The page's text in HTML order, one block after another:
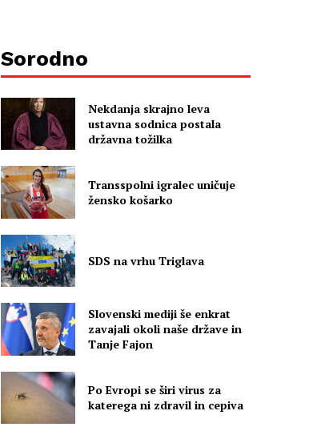
Sorodno
Nekdanja skrajno leva
ustavna sodnica postala
državna tožilka
Transspolni igralec uničuje
žensko košarko
SDS na vrhu Triglava
Slovenski mediji še enkrat
zavajali okoli naše države in
Tanje Fajon
Po Evropi se širi virus za
katerega ni zdravil in cepiva